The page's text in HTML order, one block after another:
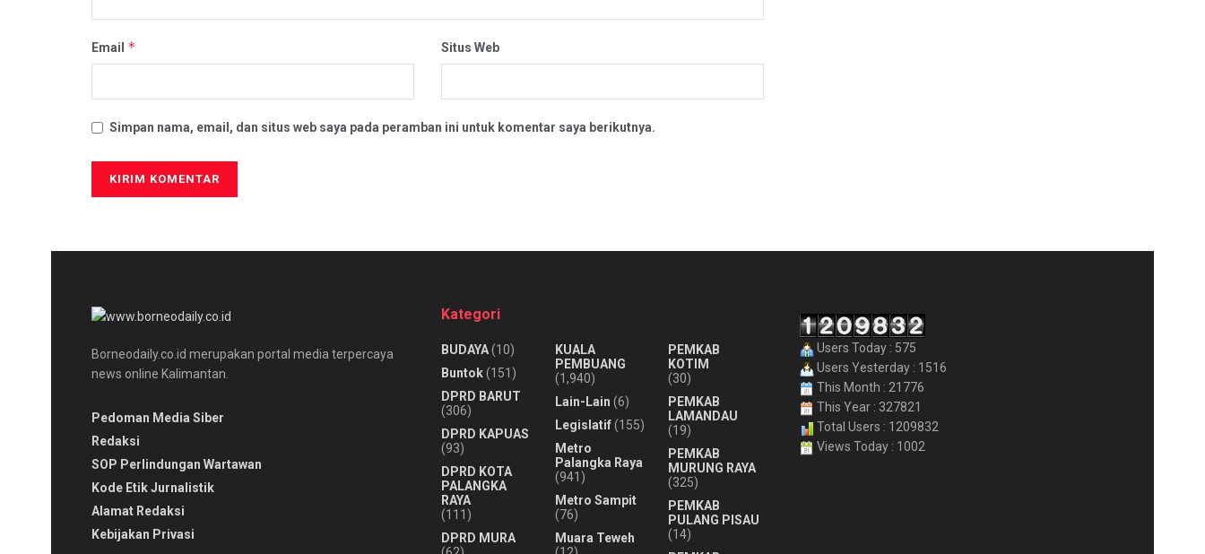
Email * Situs Web
Simpan nama, email, dan situs web saya pada peramban ini untuk komentar saya berikutnya.
Borneodaily.co.id merupakan portal media terpercaya
news online Kalimantan.
Pedoman Media Siber
Redaksi
SOP Perlindungan Wartawan
Kode Etik Jurnalistik
Alamat Redaksi
Kebijakan Privasi
Kategori
BUDAYA(10)
Buntok(151)
DPRD BARUT
(306)
DPRD KAPUAS
(93)
DPRD KOTA
PALANGKA
RAYA
(111)
DPRD MURA
KUALA
PEMBUANG
(1,940)
Lain-Lain (6)
Legislatif(155)
Metro
Palangka Raya
(941)
Metro Sampit
(76)
Muara Teweh
PEMKAB
KOTIM
(30)
PEMKAB
LAMANDAU
(19)
PEMKAB
MURUNG RAYA
(325)
PEMKAB
PULANG PISAU
(14)
Users Today : 575
Users Yesterday : 1516
This Month : 21776
This Year : 327821
Total Users : 1209832
Views Today : 1002